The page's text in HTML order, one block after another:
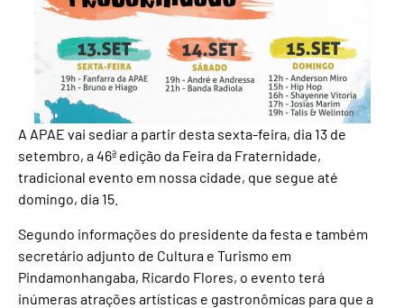
A APAE vai sediar a partir desta sexta-feira, dia 13 de
setembro, a 46ª edição da Feira da Fraternidade,
tradicional evento em nossa cidade, que segue até
domingo, dia 15.
Segundo informações do presidente da festa e também
secretário adjunto de Cultura e Turismo em
Pindamonhangaba, Ricardo Flores, o evento terá
inúmeras atrações artísticas e gastronômicas para que a